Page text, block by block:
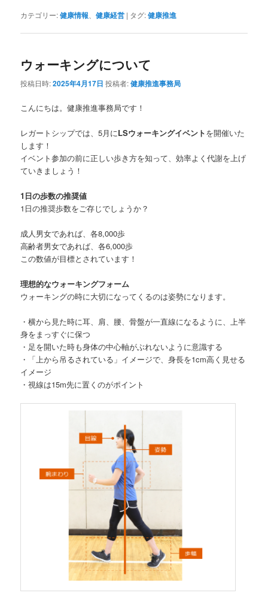
カテゴリー:健康情報 、健康経営 | タグ:健康推進
ウォーキングについて
投稿日時:2025年4月17日 投稿者:健康推進事務局
こんにちは。健康推進事務局です！
レガートシップでは、5月にLSウォーキングイベントを開催いた
します！
イベント参加の前に正しい歩き方を知って、効率よく代謝を上げ
ていきましょう！
1日の歩数の推奨値
1日の推奨歩数をご存じでしょうか？
成人男女であれば、各8,000歩
高齢者男女であれば、各6,000歩
この数値が目標とされています！
理想的なウォーキングフォーム
ウォーキングの時に大切になってくるのは姿勢になります。
・横から見た時に耳、肩、腰、骨盤が一直線になるように、上半
身をまっすぐに保つ
・足を開いた時も身体の中心軸がぶれないように意識する
・「上から吊るされている」イメージで、身長を1cm高く見せる
イメージ
・視線は15m先に置くのがポイント